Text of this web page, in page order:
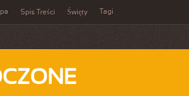
Spis Treści Święty Tagi